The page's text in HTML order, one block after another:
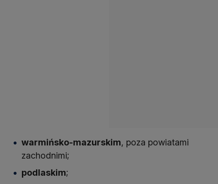
warmińsko-mazurskim, poza powiatami
zachodnimi;
podlaskim;